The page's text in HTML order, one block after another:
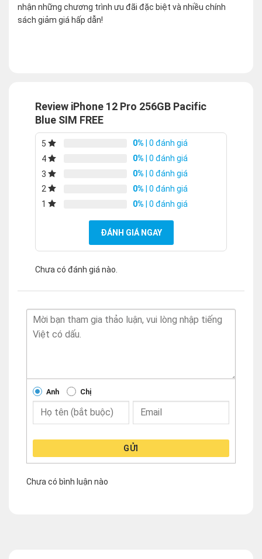
nhận những chương trình ưu đãi đặc biệt và nhiều chính
sách giảm giá hấp dẫn!
Review iPhone 12 Pro 256GB Pacific
Blue SIM FREE
5 0% | 0 đánh giá
4
0% | 0 đánh giá
3
0% | 0 đánh giá
2
0% | 0 đánh giá
1
0% | 0 đánh giá
ĐÁNH GIÁ NGAY
Chưa có đánh giá nào.
Anh Chị
GỬI
Chưa có bình luận nào